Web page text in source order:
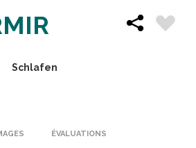
Schlafen
ÉVALUATIONS